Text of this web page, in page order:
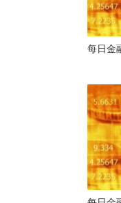
每日金